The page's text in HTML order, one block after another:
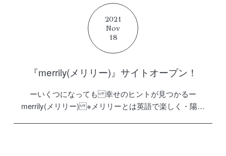
2021
Nov
18
『merrily(メリリー)』サイトオープン！
ーいくつになっても 幸せのヒントが見つかるー
merrily(メリリー) ※メリリーとは英語で楽しく・陽気